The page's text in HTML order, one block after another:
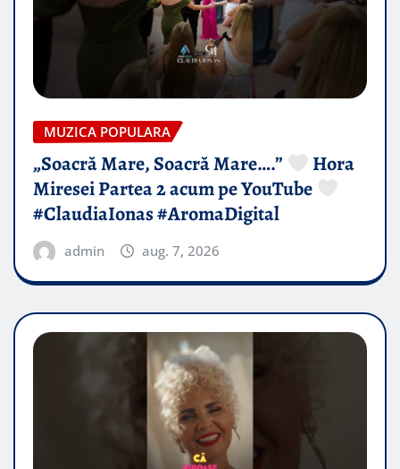
MUZICA POPULARA
„Soacră Mare, Soacră Mare….”
Hora
Miresei Partea 2 acum pe YouTube
#ClaudiaIonas #AromaDigital
admin aug. 7, 2026